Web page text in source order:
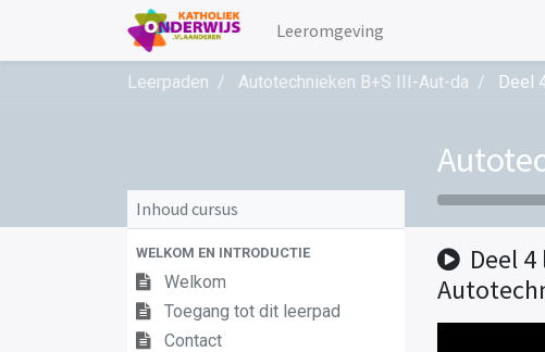
Leeromgeving
Leerpaden Autotechnieken B+S III-Aut-da Deel
Inhoud cursus
WELKOM EN INTRODUCTIE
Welkom
Toegang tot dit leerpad
Contact
Deel